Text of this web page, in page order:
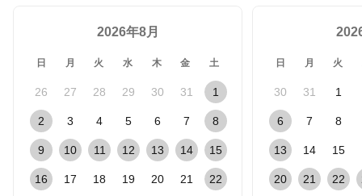
2026年8月
日 月 火 水 木 金 土
26 27 28 29 30 31 1
2 3 4 5 6 7 8
9 10 11 12 13 14 15
16 17 18 19 20 21 22
日 月 火
30 31 1
6 7 8
13 14 15
20 21 22